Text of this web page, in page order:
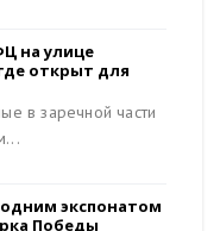
на улице
открыт для
в заречной части
экспонатом
Победы